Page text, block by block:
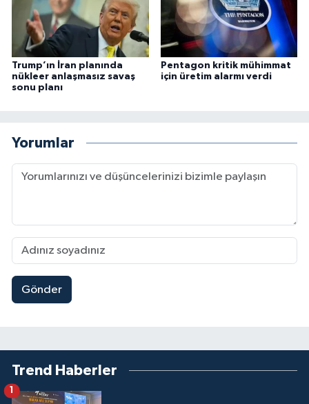
Trump’ın İran planında
nükleer anlaşmasız savaş
sonu planı
Pentagon kritik mühimmat
için üretim alarmı verdi
Yorumlar
Gönder
Trend Haberler